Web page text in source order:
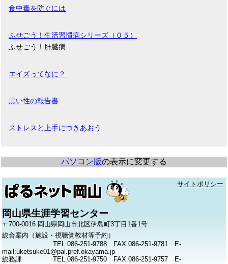
食中毒を防ぐには
ふせごう！生活習慣病シリーズ（０５）
ふせごう！肝臓病
エイズってなに？
黒い性の報告書
ストレスと上手につきあおう
パソコン版の表示に変更する
サイトポリシー
岡山県生涯学習センター
〒700-0016 岡山県岡山市北区伊島町3丁目1番1号
総合案内（施設・視聴覚教材等予約）
TEL:086-251-9788 FAX:086-251-9781 E-
mail:uketsuke01@pal.pref.okayama.jp
総務課
TEL:086-251-9750 FAX:086-251-9757 E-